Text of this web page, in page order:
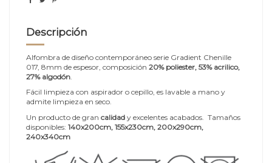
Descripción
Alfombra de diseño contemporáneo serie Gradient Chenille
017, 8mm de espesor, composición 20% poliester, 53% acrilico,
27% algodón
Fácil limpieza con aspirador o cepillo, es lavable a mano y
admite limpieza en seco.
Un producto de gran calidad y excelentes acabados. Tamaños
disponibles: 140x200cm, 155x230cm, 200x290cm,
240x340cm